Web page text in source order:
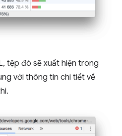
tệp đó sẽ xuất hiện trong
với thông tin chi tiết về